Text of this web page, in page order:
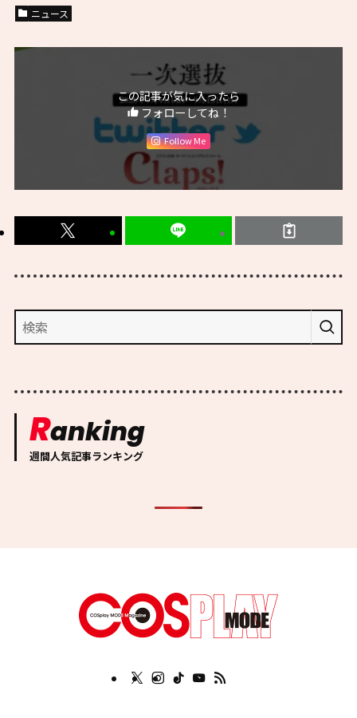
ニュース
この記事が気に入ったら
フォローしてね！
Follow Me
Ranking
週間人気記事ランキング